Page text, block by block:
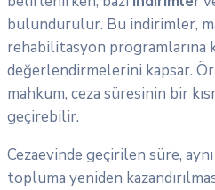
bulundurulur. Bu indirimler,
rehabilitasyon programlarına
değerlendirmelerini kapsar.
mahkum, ceza süresinin bir
geçirebilir.
Cezaevinde geçirilen süre,
topluma yeniden